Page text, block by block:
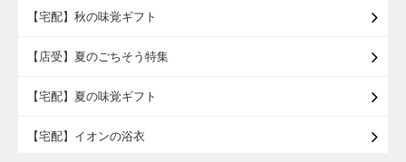
【宅配】秋の味覚ギフト
【店受】夏のごちそう特集
【宅配】夏の味覚ギフト
【宅配】イオンの浴衣